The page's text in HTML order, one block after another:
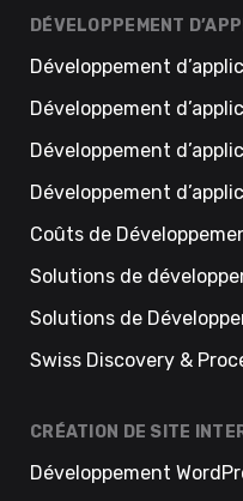
DÉVELOPPEMENT
Développement
Développement
Développement
Développement
Coûts de
Solutions de
Solutions de
Swiss Discovery &
CRÉATION DE SITE
Développement